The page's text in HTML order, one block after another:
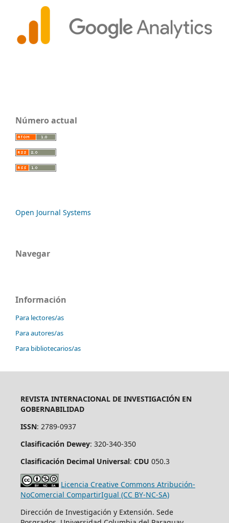
Número actual
Open Journal Systems
Navegar
Información
Para lectores/as
Para autores/as
Para bibliotecarios/as
REVISTA INTERNACIONAL DE INVESTIGACIÓN EN
GOBERNABILIDAD
ISSN: 2789-0937
Clasificación Dewey: 320-340-350
Clasificación Decimal Universal: CDU 050.3
Licencia Creative Commons Atribución-
NoComercial CompartirIgual (CC BY-NC-SA)
Dirección de Investigación y Extensión. Sede